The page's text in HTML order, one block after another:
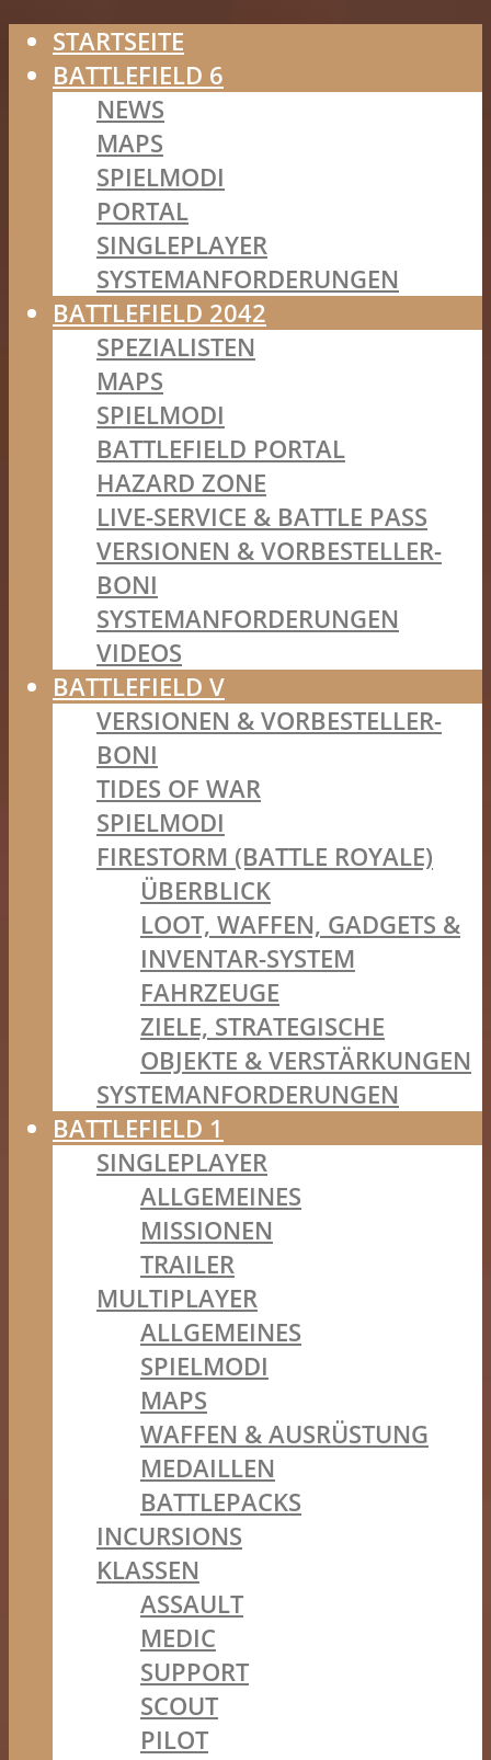
STARTSEITE
BATTLEFIELD 6
NEWS
MAPS
SPIELMODI
PORTAL
SINGLEPLAYER
SYSTEMANFORDERUNGEN
BATTLEFIELD 2042
SPEZIALISTEN
MAPS
SPIELMODI
BATTLEFIELD PORTAL
HAZARD ZONE
LIVE-SERVICE & BATTLE PASS
VERSIONEN & VORBESTELLER-
BONI
SYSTEMANFORDERUNGEN
VIDEOS
BATTLEFIELD V
VERSIONEN & VORBESTELLER-
BONI
TIDES OF WAR
SPIELMODI
FIRESTORM (BATTLE ROYALE)
ÜBERBLICK
LOOT, WAFFEN, GADGETS &
INVENTAR-SYSTEM
FAHRZEUGE
ZIELE, STRATEGISCHE
OBJEKTE & VERSTÄRKUNGEN
SYSTEMANFORDERUNGEN
BATTLEFIELD 1
SINGLEPLAYER
ALLGEMEINES
MISSIONEN
TRAILER
MULTIPLAYER
ALLGEMEINES
SPIELMODI
MAPS
WAFFEN & AUSRÜSTUNG
MEDAILLEN
BATTLEPACKS
INCURSIONS
KLASSEN
ASSAULT
MEDIC
SUPPORT
SCOUT
PILOT